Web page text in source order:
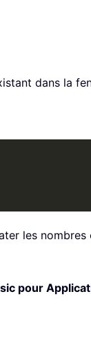
dans la
les
pour